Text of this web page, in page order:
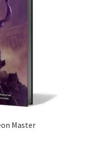
Master